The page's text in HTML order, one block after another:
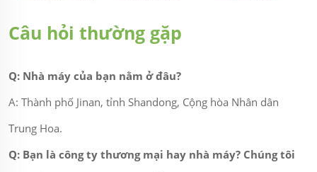
Câu hỏi thường gặp
Q: Nhà máy của bạn nằm ở đâu?
A: Thành phố Jinan, tỉnh Shandong, Cộng hòa Nhân dân
Trung Hoa.
Q: Bạn là công ty thương mại hay nhà máy? Chúng tôi